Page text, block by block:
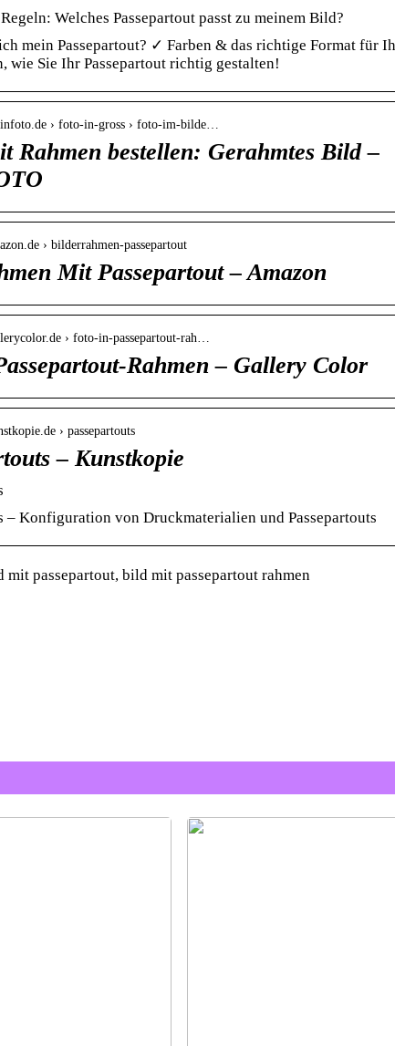
Welches Passepartout passt zu meinem Bild?
mein Passepartout? ✓ Farben & das richtige Format für
wie Sie Ihr Passepartout richtig gestalten!
› foto-in-gross › foto-im-bilde…
Rahmen bestellen: Gerahmtes Bild –
› bilderrahmen-passepartout
Mit Passepartout – Amazon
› foto-in-passepartout-rah…
Rahmen – Gallery Color
› passepartouts
– Kunstkopie
– Konfiguration von Druckmaterialien und Passepartouts
passepartout, bild mit passepartout rahmen